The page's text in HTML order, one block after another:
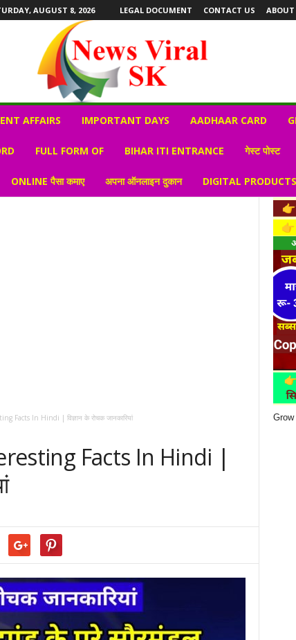
AUGUST 8, 2026 LEGAL DOCUMENT CONTACT US ABOUT
AFFAIRS IMPORTANT DAYS AADHAAR CARD
FULL FORM OF BIHAR ITI ENTRANCE गेस्ट पोस्ट
ONLINE पैसा कमाए अपना ऑनलाइन दुकान DIGITAL
Facts In Hindi | विज्ञान के रोचक जानकारियां
Facts In Hindi |